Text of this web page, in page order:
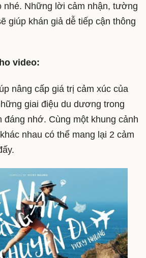
nhé. Những lời cảm nhận, tường
giúp khán giả dễ tiếp cận thông
video:
nâng cấp giá trị cảm xúc của
giai điệu du dương trong
đáng nhớ. Cùng một khung cảnh
nhau có thể mang lại 2 cảm